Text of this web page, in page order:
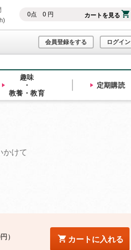
0点 0円 カートを見る
会員登録をする ログイン
趣味
・
教養・教育
定期購読
かけて
）
カートに入れる